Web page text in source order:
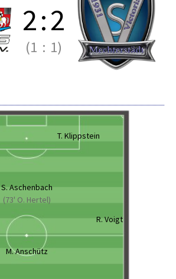
2:2
(1 : 1)
T. Klippstein
S. Aschenbach
(73' O. Hertel)
R. Voigt
M. Anschütz